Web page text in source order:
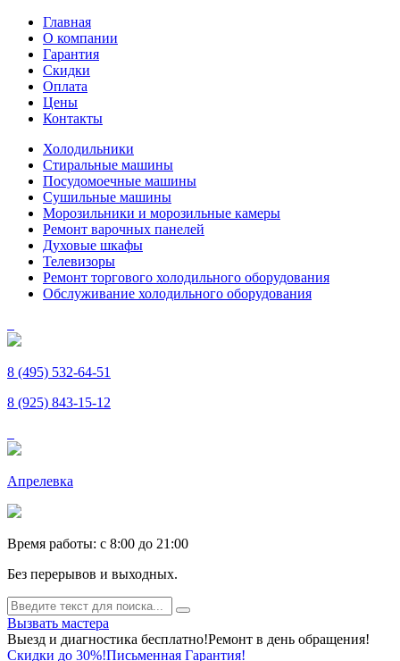
Главная
О компании
Гарантия
Скидки
Оплата
Цены
Контакты
Холодильники
Стиральные машины
Посудомоечные машины
Сушильные машины
Морозильники и морозильные камеры
Ремонт варочных панелей
Духовые шкафы
Телевизоры
Ремонт торгового холодильного оборудования
Обслуживание холодильного оборудования
8 (495) 532-64-51
8 (925) 843-15-12
Апрелевка
Время работы: c 8:00 до 21:00
Без перерывов и выходных.
Вызвать мастера
Выезд и диагностика бесплатно!Ремонт в день обращения!
Скидки до 30%!Письменная Гарантия!